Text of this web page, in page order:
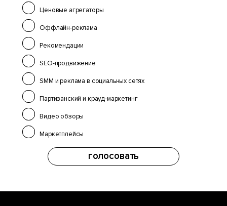
Ценовые агрегаторы
Оффлайн-реклама
Рекомендации
SEO-продвижение
SMM и реклама в социальных сетях
Партизанский и крауд-маркетинг
Видео обзоры
Маркетплейсы
голосовать